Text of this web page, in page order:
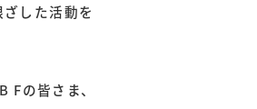
した活動を
Fの皆さま、